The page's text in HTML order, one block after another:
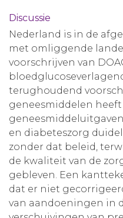
Discussie
Nederland is in de
met omliggende
voorschrijven van
terughoudend
geneesmiddelen
en diabeteszorg
zonder dat beleid,
de kwaliteit van de
gebleven. Een
dat er niet
van aandoeningen in